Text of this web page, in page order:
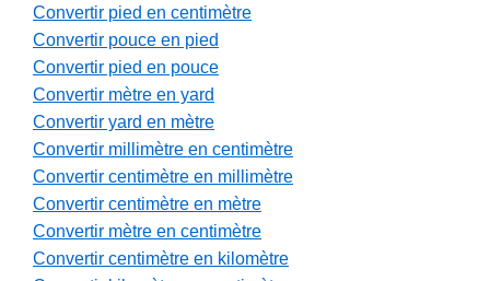
Convertir pied en centimètre
Convertir pouce en pied
Convertir pied en pouce
Convertir mètre en yard
Convertir yard en mètre
Convertir millimètre en centimètre
Convertir centimètre en millimètre
Convertir centimètre en mètre
Convertir mètre en centimètre
Convertir centimètre en kilomètre